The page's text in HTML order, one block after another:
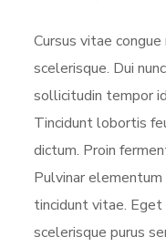
Cursus vitae
scelerisque. Dui
sollicitudin tempor
Tincidunt lobortis
dictum. Proin
Pulvinar
tincidunt vitae. Eget
scelerisque purus